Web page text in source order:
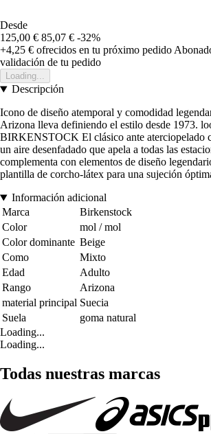
Desde
125,00 € 85,07 € -32%
+4,25 € ofrecidos en tu próximo pedido
validación de tu pedido
Loading...
Descripción
Icono de diseño atemporal y comodidad
Arizona lleva definiendo el estilo desde 1973.
BIRKENSTOCK El clásico ante aterciopelado
un aire desenfadado que apela a todas las
complementa con elementos de diseño
plantilla de corcho-látex para una sujeción
Información adicional
Marca
Birkenstock
Color
mol / mol
Color dominante Beige
Como
Mixto
Edad
Adulto
Rango
Arizona
material principal Suecia
Suela
goma natural
Loading...
Loading...
Todas nuestras marcas